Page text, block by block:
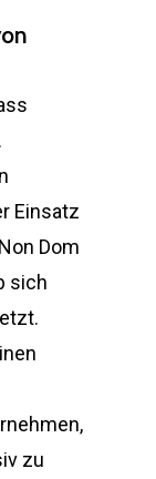
Einsatz
Dom
sich
zu